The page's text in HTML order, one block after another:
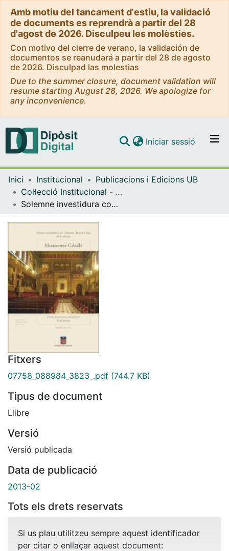
Amb motiu del tancament d'estiu, la validació
de documents es reprendrà a partir del 28
d'agost de 2026. Disculpeu les molèsties.
Con motivo del cierre de verano, la validación de
documentos se reanudará a partir del 28 de agosto
de 2026. Disculpad las molestias
Due to the summer closure, document validation will
resume starting August 28, 2026. We apologize for
any inconvenience.
Navega per tot el DD
Iniciar sessió (current)
Inici Institucional
Publicacions i Edicions UB
Col·lecció Institucional - eBooks - (Publicacions i Edicions UB)
Solemne investidura com a doctora honoris causa de la senyora Montserrat Caballé: febrer de 2011
Fitxers
07758_088984_3823_.pdf (744.7 KB)
Tipus de document
Llibre
Versió
Versió publicada
Data de publicació
2013-02
Tots els drets reservats
Si us plau utilitzeu sempre aquest identificador
per citar o enllaçar aquest document: